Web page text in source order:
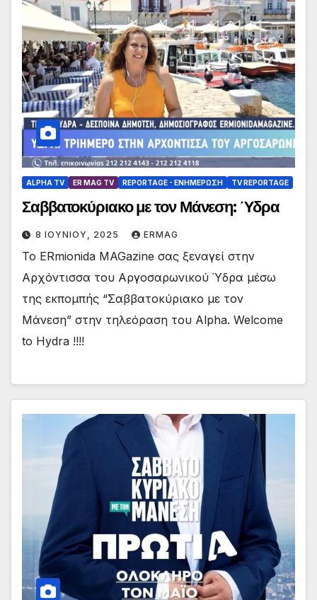
ALPHA TV ER MAG TV REPORTAGE - EΝΗΜΈΡΩΣΗ TV REPORTAGE
Σαββατοκύριακο με τον Μάνεση: Ύδρα
8 ΙΟΥΝΊΟΥ, 2025 ERMAG
Το ERmionida MAGazine σας ξεναγεί στην
Αρχόντισσα του Αργοσαρωνικού Ύδρα μέσω
της εκπομπής “Σαββατοκύριακο με τον
Μάνεση” στην τηλεόραση του Alpha. Welcome
to Hydra !!!!